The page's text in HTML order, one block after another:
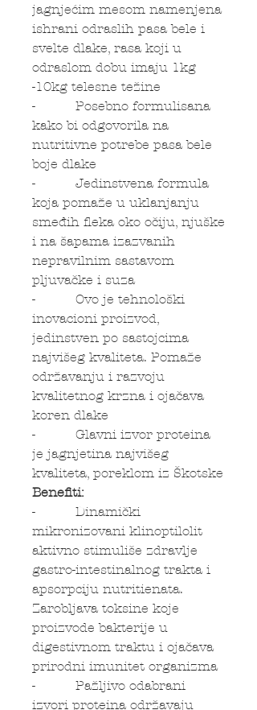
jagnjećim mesom namenjena
ishrani odraslih pasa bele i
svelte dlake, rasa koji u
odraslom dobu imaju 1kg
-10kg telesne težine
- Posebno formulisana
kako bi odgovorila na
nutritivne potrebe pasa bele
boje dlake
- Jedinstvena formula
koja pomaže u uklanjanju
smeđih fleka oko očiju, njuške
i na šapama izazvanih
nepravilnim sastavom
pljuvačke i suza
- Ovo je tehnološki
inovacioni proizvod,
jedinstven po sastojcima
najvišeg kvaliteta. Pomaže
održavanju i razvoju
kvalitetnog krzna i ojačava
koren dlake
- Glavni izvor proteina
je jagnjetina najvišeg
kvaliteta, poreklom iz Škotske
Benefiti:
- Dinamički
mikronizovani klinoptilolit
aktivno stimuliše zdravlje
gastro-intestinalnog trakta i
apsorpciju nutritienata.
Zarobljava toksine koje
proizvode bakterije u
digestivnom traktu i ojačava
prirodni imunitet organizma
- Pažljivo odabrani
izvori proteina održavaju